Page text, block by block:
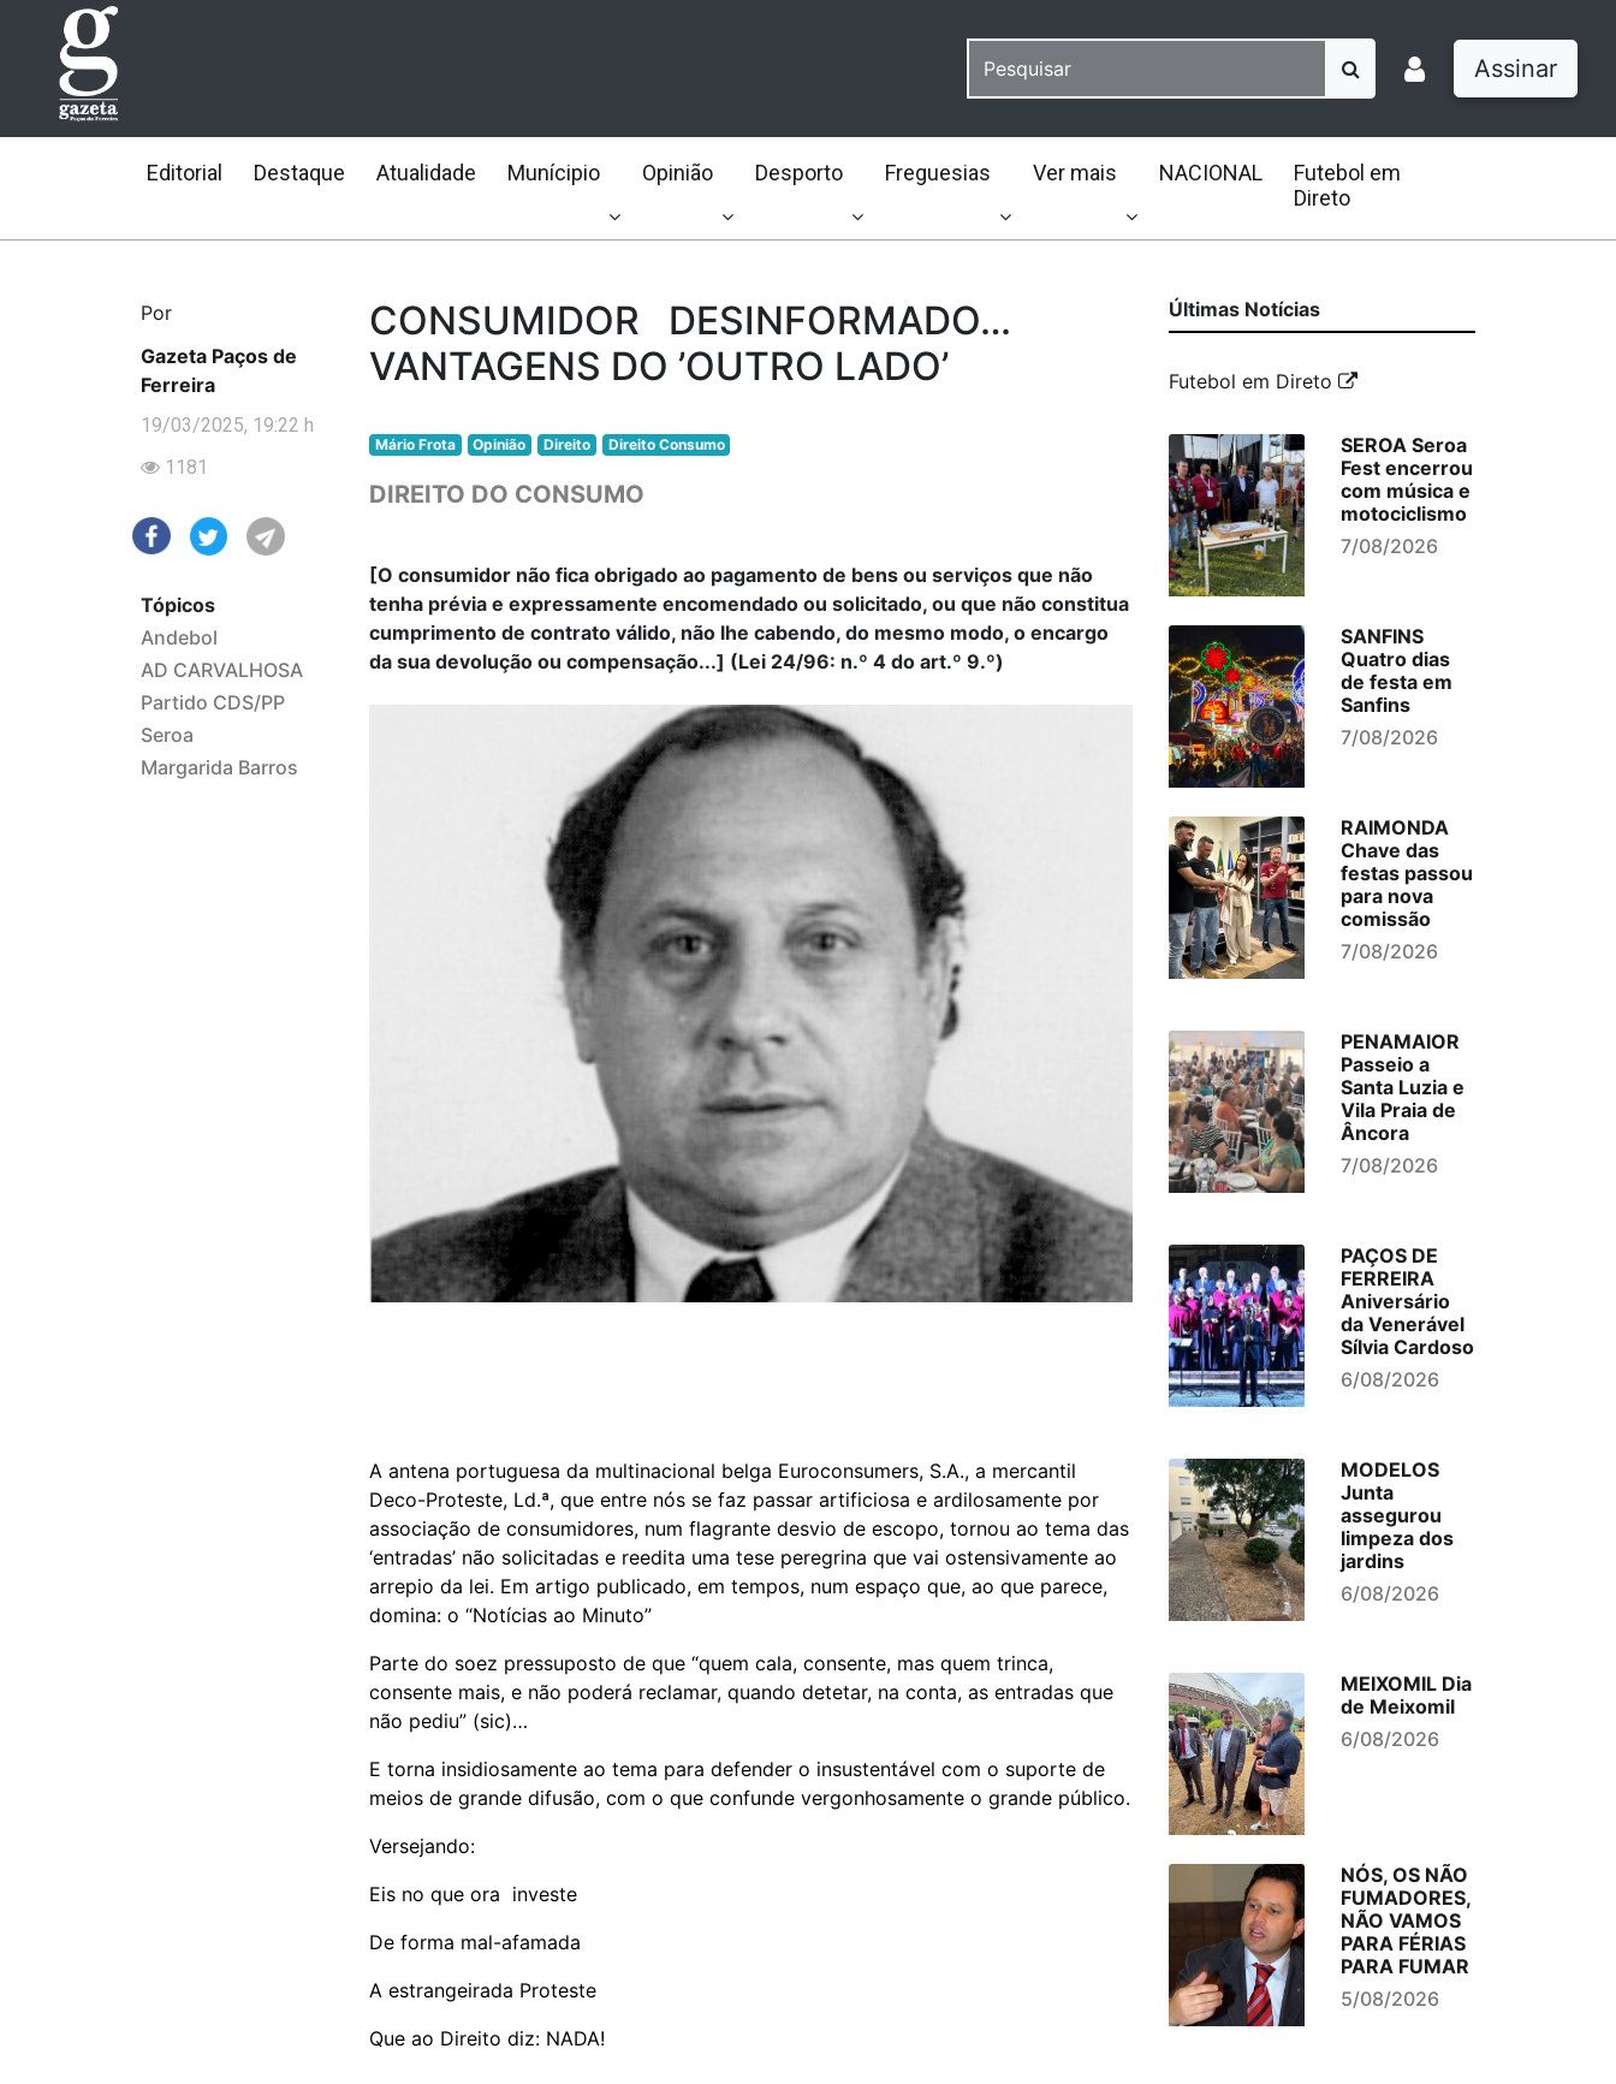
Assinar
Editorial Destaque Atualidade Munícipio Opinião Desporto Freguesias Ver mais NACIONAL
Futebol em
Direto
Por
Gazeta Paços de
Ferreira
19/03/2025, 19:22 h
1181
Tópicos
Andebol
AD CARVALHOSA
Partido CDS/PP
Seroa
Margarida Barros
CONSUMIDOR DESINFORMADO…
VANTAGENS DO ’OUTRO LADO’
Mário Frota Opinião Direito Direito Consumo
DIREITO DO CONSUMO
[O consumidor não fica obrigado ao pagamento de bens ou serviços que não
tenha prévia e expressamente encomendado ou solicitado, ou que não constitua
cumprimento de contrato válido, não lhe cabendo, do mesmo modo, o encargo
da sua devolução ou compensação...] (Lei 24/96: n.º 4 do art.º 9.º)
A antena portuguesa da multinacional belga Euroconsumers, S.A., a mercantil
Deco-Proteste, Ld.ª, que entre nós se faz passar artificiosa e ardilosamente por
associação de consumidores, num flagrante desvio de escopo, tornou ao tema das
‘entradas’ não solicitadas e reedita uma tese peregrina que vai ostensivamente ao
arrepio da lei. Em artigo publicado, em tempos, num espaço que, ao que parece,
domina: o “Notícias ao Minuto”
Parte do soez pressuposto de que “quem cala, consente, mas quem trinca,
consente mais, e não poderá reclamar, quando detetar, na conta, as entradas que
não pediu” (sic)…
E torna insidiosamente ao tema para defender o insustentável com o suporte de
meios de grande difusão, com o que confunde vergonhosamente o grande público.
Versejando:
Eis no que ora investe
De forma mal-afamada
A estrangeirada Proteste
Que ao Direito diz: NADA!
Últimas Notícias
Futebol em Direto
SEROA Seroa
Fest encerrou
com música e
motociclismo
7/08/2026
SANFINS
Quatro dias
de festa em
Sanfins
7/08/2026
RAIMONDA
Chave das
festas passou
para nova
comissão
7/08/2026
PENAMAIOR
Passeio a
Santa Luzia e
Vila Praia de
Âncora
7/08/2026
PAÇOS DE
FERREIRA
Aniversário
da Venerável
Sílvia Cardoso
6/08/2026
MODELOS
Junta
assegurou
limpeza dos
jardins
6/08/2026
MEIXOMIL Dia
de Meixomil
6/08/2026
NÓS, OS NÃO
FUMADORES,
NÃO VAMOS
PARA FÉRIAS
PARA FUMAR
5/08/2026